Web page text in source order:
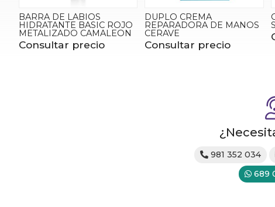
BARRA DE LABIOS
HIDRATANTE BASIC ROJO
METALIZADO CAMALEON
Consultar precio
DUPLO CREMA
REPARADORA DE MANOS
CERAVE
Consultar precio
981 352 034
689